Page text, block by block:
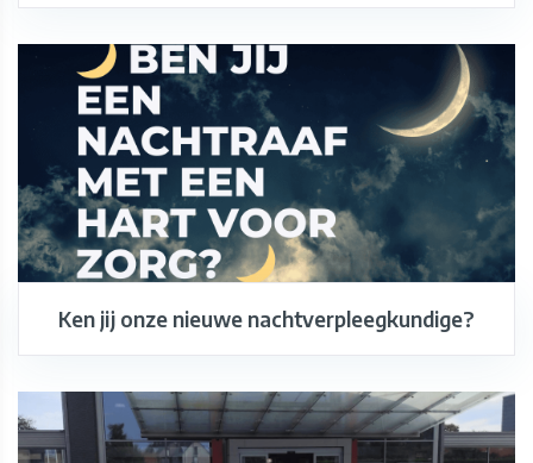
Ken jij onze nieuwe nachtverpleegkundige?